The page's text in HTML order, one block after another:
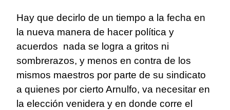
Hay que decirlo de un tiempo a la fecha en
la nueva manera de hacer política y
acuerdos nada se logra a gritos ni
sombrerazos, y menos en contra de los
mismos maestros por parte de su sindicato
a quienes por cierto Arnulfo, va necesitar en
la elección venidera y en donde corre el